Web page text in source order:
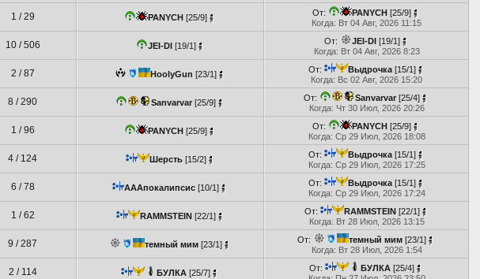
1 / 29 PANYCH [25/9] От: PANYCH [25/9]
Когда: Вт 04 Авг, 2026 11:15
10 / 506 JEI-DI[19/1] От: JEI-DI[19/1]
Когда: Вт 04 Авг, 2026 8:23
2 / 87 HoolyGun [23/1] От: Выдрочка[15/1]
Когда: Вс 02 Авг, 2026 15:20
8 / 290 Sanvarvar [25/9] От: Sanvarvar [25/4]
Когда: Чт 30 Июл, 2026 20:26
1 / 96 PANYCH [25/9] От: PANYCH [25/9]
Когда: Ср 29 Июл, 2026 18:08
4 / 124 Шерсть[15/2] От: Выдрочка[15/1]
Когда: Ср 29 Июл, 2026 17:25
6 / 78 АААпокалипсис [10/1] От: Выдрочка[15/1]
Когда: Ср 29 Июл, 2026 17:24
1 / 62 RAMMSTEIN[22/1] От: RAMMSTEIN[22/1]
Когда: Вт 28 Июл, 2026 13:15
9 / 287 темный мим [23/1] От: темный мим [23/1]
Когда: Вт 28 Июл, 2026 1:54
2 / 114 БУЛКА [25/7] От: БУЛКА [25/4]